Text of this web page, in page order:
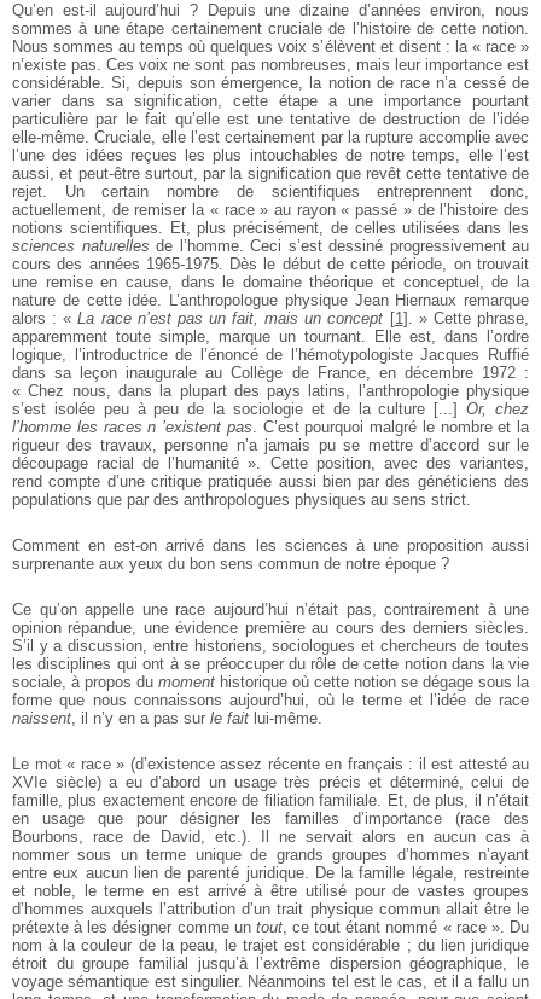
Qu’en est-il aujourd’hui ? Depuis une dizaine d’années environ, nous
sommes à une étape certainement cruciale de l’histoire de cette notion.
Nous sommes au temps où quelques voix s’élèvent et disent : la « race »
n’existe pas. Ces voix ne sont pas nombreuses, mais leur importance est
considérable. Si, depuis son émergence, la notion de race n’a cessé de
varier dans sa signification, cette étape a une importance pourtant
particulière par le fait qu’elle est une tentative de destruction de l’idée
elle-même. Cruciale, elle l’est certainement par la rupture accomplie avec
l’une des idées reçues les plus intouchables de notre temps, elle l’est
aussi, et peut-être surtout, par la signification que revêt cette tentative de
rejet. Un certain nombre de scientifiques entreprennent donc,
actuellement, de remiser la « race » au rayon « passé » de l’histoire des
notions scientifiques. Et, plus précisément, de celles utilisées dans les
sciences naturelles de l’homme. Ceci s’est dessiné progressivement au
cours des années 1965-1975. Dès le début de cette période, on trouvait
une remise en cause, dans le domaine théorique et conceptuel, de la
nature de cette idée. L’anthropologue physique Jean Hiernaux remarque
alors : «La race n’est pas un fait, mais un concept [1] . » Cette phrase,
apparemment toute simple, marque un tournant. Elle est, dans l’ordre
logique, l’introductrice de l’énoncé de l’hémotypologiste Jacques Ruffié
dans sa leçon inaugurale au Collège de France, en décembre 1972 :
« Chez nous, dans la plupart des pays latins, l’anthropologie physique
s’est isolée peu à peu de la sociologie et de la culture [...]Or, chez
l’homme les races n ’existent pas. C’est pourquoi malgré le nombre et la
rigueur des travaux, personne n’a jamais pu se mettre d’accord sur le
découpage racial de l’humanité ». Cette position, avec des variantes,
rend compte d’une critique pratiquée aussi bien par des généticiens des
populations que par des anthropologues physiques au sens strict.
Comment en est-on arrivé dans les sciences à une proposition aussi
surprenante aux yeux du bon sens commun de notre époque ?
Ce qu’on appelle une race aujourd’hui n’était pas, contrairement à une
opinion répandue, une évidence première au cours des derniers siècles.
S’il y a discussion, entre historiens, sociologues et chercheurs de toutes
les disciplines qui ont à se préoccuper du rôle de cette notion dans la vie
sociale, à propos du moment historique où cette notion se dégage sous la
forme que nous connaissons aujourd’hui, où le terme et l’idée de race
naissent, il n’y en a pas sur le fait lui-même.
Le mot « race » (d’existence assez récente en français : il est attesté au
XVIe siècle) a eu d’abord un usage très précis et déterminé, celui de
famille, plus exactement encore de filiation familiale. Et, de plus, il n’était
en usage que pour désigner les familles d’importance (race des
Bourbons, race de David, etc.). Il ne servait alors en aucun cas à
nommer sous un terme unique de grands groupes d’hommes n’ayant
entre eux aucun lien de parenté juridique. De la famille légale, restreinte
et noble, le terme en est arrivé à être utilisé pour de vastes groupes
d’hommes auxquels l’attribution d’un trait physique commun allait être le
prétexte à les désigner comme un tout, ce tout étant nommé « race ». Du
nom à la couleur de la peau, le trajet est considérable ; du lien juridique
étroit du groupe familial jusqu’à l’extrême dispersion géographique, le
voyage sémantique est singulier. Néanmoins tel est le cas, et il a fallu un